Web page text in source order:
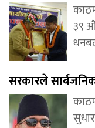
३९
सरकारले